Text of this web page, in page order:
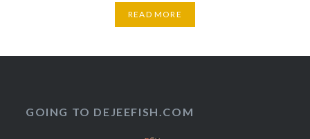
READ MORE
GOING TO DEJEEFISH.COM